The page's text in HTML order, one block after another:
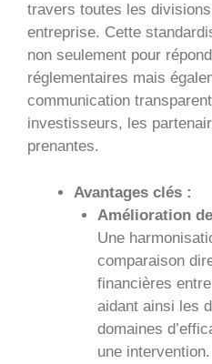
travers toutes les
entreprise. Cette
non seulement pour
réglementaires mais
communication
investisseurs, les
prenantes.
Avantages clés :
Amélioration
Une
comparaison
financières
aidant ainsi les
domaines
une intervention.